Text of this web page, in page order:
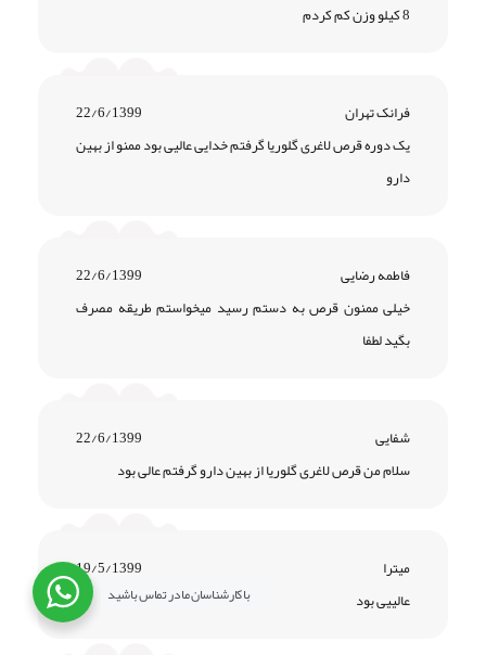
8 کیلو وزن کم کردم
فرانک تهران
22/6/1399
یک دوره قرص لاغری گلوریا گرفتم خدایی عالیی بود ممنو از بهین
دارو
فاطمه رضایی
22/6/1399
خیلی ممنون قرص به دستم رسید میخواستم طریقه مصرف
بگید لطفا
شفایی
22/6/1399
سلام من قرص لاغری گلوریا از بهین دارو گرفتم عالی بود
میترا
19/5/1399
عالییی بود
با کارشناسان ما در تماس باشید